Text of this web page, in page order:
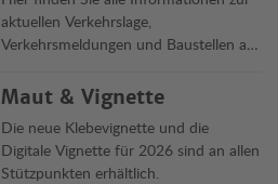
aktuellen Verkehrslage,
Verkehrsmeldungen und Baustellen auf
einen Blick.
Maut & Vignette
Die neue Klebevignette und die
Digitale Vignette für 2026 sind an allen
Stützpunkten erhältlich.